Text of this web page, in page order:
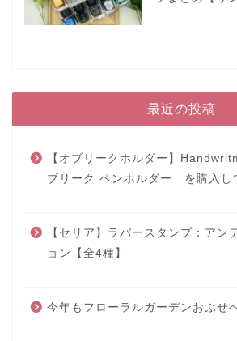
最近の投稿
【オブリークホルダー】
ブリーク ペンホルダー を購入し
【セリア】ラバースタンプ：アン
ョン【全4種】
今年もフローラルガーデンおぶせ